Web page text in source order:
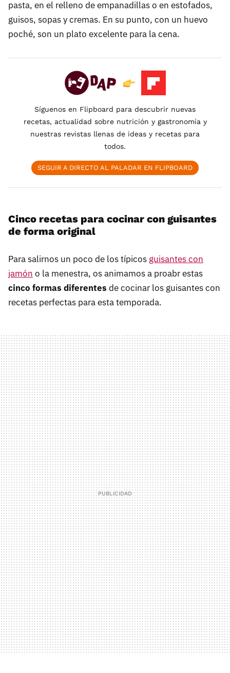
pasta, en el relleno de empanadillas o en estofados,
guisos, sopas y cremas. En su punto, con un huevo
poché, son un plato excelente para la cena.
Síguenos en Flipboard para descubrir nuevas
recetas, actualidad sobre nutrición y gastronomía y
nuestras revistas llenas de ideas y recetas para
todos.
SEGUIR A DIRECTO AL PALADAR EN FLIPBOARD
Cinco recetas para cocinar con guisantes
de forma original
Para salirnos un poco de los típicos guisantes con
jamón o la menestra, os animamos a proabr estas
cinco formas diferentes de cocinar los guisantes con
recetas perfectas para esta temporada.